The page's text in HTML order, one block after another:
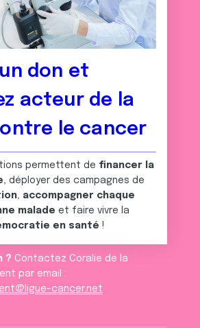
don et
acteur de la
le cancer
permettent de financer la
, déployer des campagnes de
, accompagner chaque
malade et faire vivre la
en santé !
? Contactez Coralie de la
par email :
cancer.net